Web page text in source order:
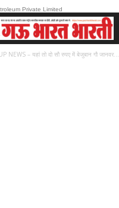
Private Limited
NEWS – यहां तो दो सौ रुपए में बेजुबान गौ जानवर...